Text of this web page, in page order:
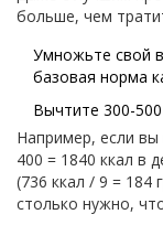
больше, чем
Умножьте свой
базовая норма
Вычтите 300-
Например, если вы
400 = 1840 ккал в
(736 ккал / 9 =
столько нужно,